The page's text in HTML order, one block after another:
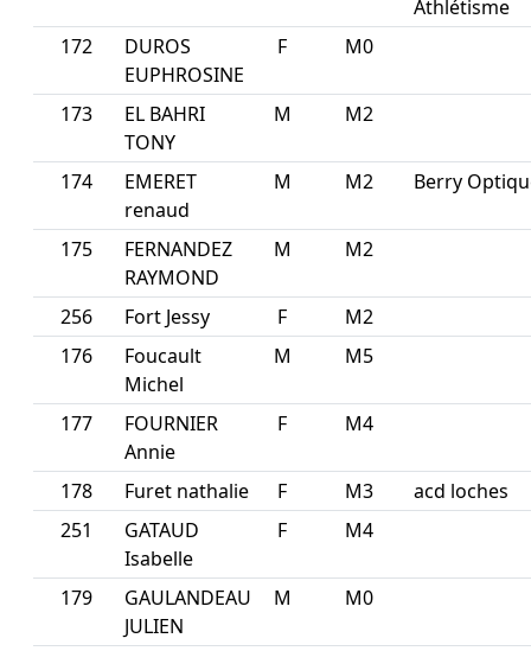
Athlétisme
172
DUROS
EUPHROSINE
F M0
173
EL BAHRI
TONY
M M2
174
EMERET
renaud
M M2 Berry
175
FERNANDEZ
RAYMOND
M M2
256 Fort Jessy F
M2
176
Foucault
Michel
M M5
177
FOURNIER
Annie
F M4
178 Furet nathalie F M3
acd loches
251
GATAUD
Isabelle
F M4
179
GAULANDEAU
JULIEN
M M0